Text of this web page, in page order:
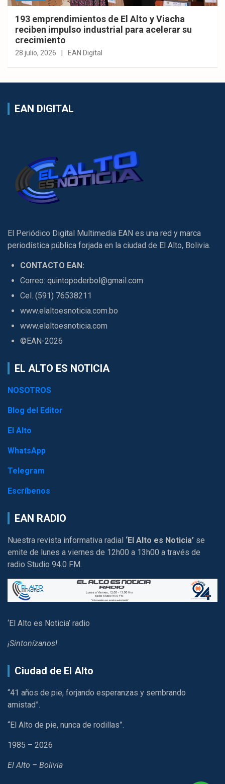
193 emprendimientos de El Alto y Viacha
reciben impulso industrial para acelerar su
crecimiento
28 julio, 2026 EAN Digital
EAN DIGITAL
El Periódico Digital Multimedia EAN es una red y marca
periodística pública forjada en la ciudad de El Alto, Bolivia.
CONTACTO EAN:
Correo: quintopoderbol@gmail.com
Cel. (591) 76538211
www.elaltoesnoticia.com.bo
www.elaltoesnoticia.com
©EAN-2026
EL ALTO ES NOTICIA
NOSOTROS
Blog del Editor
El Alto
WhatsApp
Telegram
Escríbenos
EAN RADIO
Nuestra revista informativa radial ‘El Alto es Noticia’ se
emite de lunes a viernes de 12h00 a 13h00 a través de
radio Studio 94.0 FM.
‘El Alto es Noticia’ radio
¡Sintonízanos!
Ciudad de El Alto
“41 años de pie, forjando esperanzas y sembrando
amistad”.
“El Alto de pie, nunca de rodillas”.
1985 – 2026
El Alto – Bolivia